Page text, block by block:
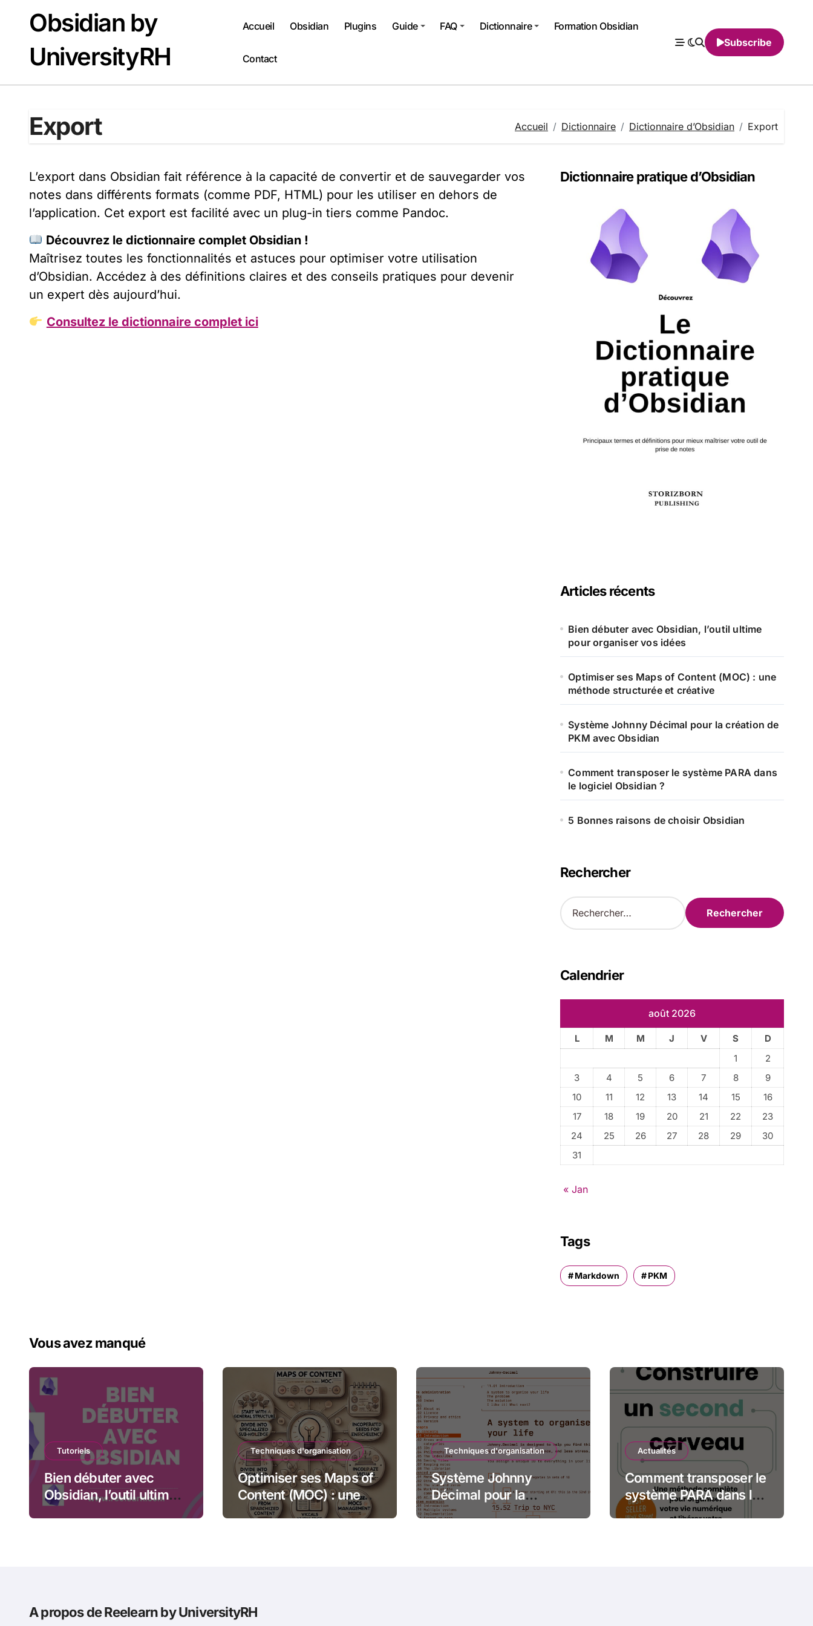
contenuObsidian by
UniversityRH
Accueil Obsidian Plugins Guide FAQ Dictionnaire Formation Obsidian
Contact
Subscribe
Export Accueil Dictionnaire Dictionnaire d’Obsidian Export
L’export dans Obsidian fait référence à la capacité de convertir et de sauvegarder vos
notes dans différents formats (comme PDF, HTML) pour les utiliser en dehors de
l’application. Cet export est facilité avec un plug-in tiers comme Pandoc.
Découvrez le dictionnaire complet Obsidian !
Maîtrisez toutes les fonctionnalités et astuces pour optimiser votre utilisation
d’Obsidian. Accédez à des définitions claires et des conseils pratiques pour devenir
un expert dès aujourd’hui.
Consultez le dictionnaire complet ici
Dictionnaire pratique d’Obsidian
Articles récents
Bien débuter avec Obsidian, l’outil ultime
pour organiser vos idées
Optimiser ses Maps of Content (MOC) : une
méthode structurée et créative
Système Johnny Décimal pour la création de
PKM avec Obsidian
Comment transposer le système PARA dans
le logiciel Obsidian ?
5 Bonnes raisons de choisir Obsidian
Rechercher
R
e
r
c
:
Calendrier
août 2026
L M M J V S
D
1
2
3
4 5 6 7 8
9
10
11 12 13 14 15
16
17
18 19 20 21 22
23
24
25 26 27 28 29
30
31
« Jan
Tags
Markdown PKM
Vous avez manqué
Tutoriels
Bien débuter avec
Obsidian, l’outil ultime
Techniques d'organisation
Optimiser ses Maps of
Content (MOC) : une
méthode structurée et
Techniques d'organisation
Système Johnny
Décimal pour la
création de PKM avec
Actualités
Comment transposer le
système PARA dans le
logiciel Obsidian ?
A propos de Reelearn by UniversityRH